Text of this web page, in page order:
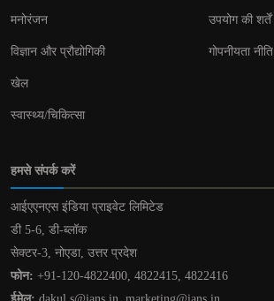
मनोरंजन
विज्ञान और प्रौद्योगिकी
खेल
स्वास्थ्य/चिकित्सा
उपयोग की शर्तें
गोपनीयता नीति
हमसे संपर्क करें
आईएएनएस इंडिया प्राइवेट लिमिटेड
डी 5-6, डी-ब्लॉक
सेक्टर-3, नोएडा, उत्तर प्रदेश
फोन: +91-120-4822400, 4822415, 4822416